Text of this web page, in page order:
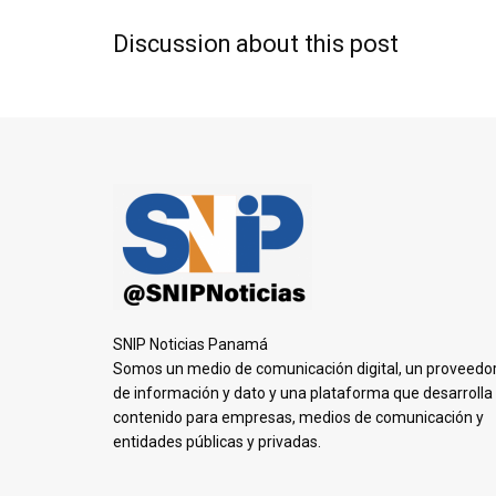
Discussion about this post
SNIP Noticias Panamá
Somos un medio de comunicación digital, un
de información y dato y una plataforma que desarrolla
contenido para empresas, medios de comunicación y
entidades públicas y privadas.